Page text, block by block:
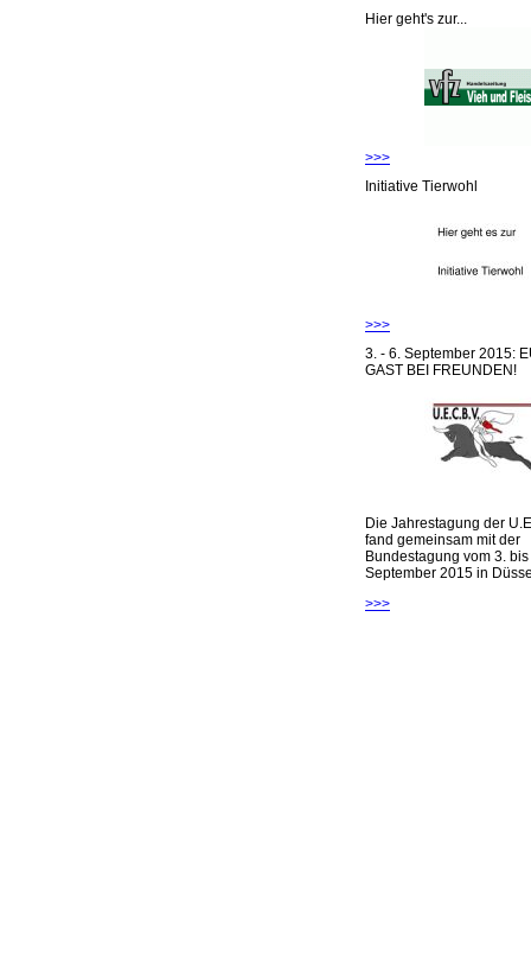
Hier geht's zur...
>>>
Initiative Tierwohl
>>>
3. - 6. September 2015:
GAST BEI FREUNDEN!
Die Jahrestagung der
fand gemeinsam mit der
Bundestagung vom 3. bis
September 2015 in
>>>